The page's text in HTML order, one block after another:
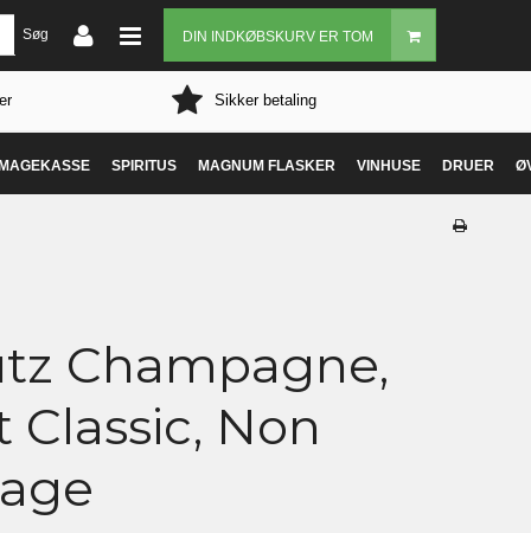
DIN INDKØBSKURV ER TOM
Søg
Sikker betaling
SPIRITUS MAGNUM FLASKER VINHUSE DRUER
Champagne,
Classic, Non